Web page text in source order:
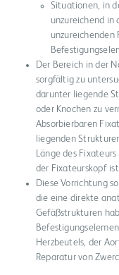
Situationen, in
unzureichend in
unzureichenden
Der Bereich in der
sorgfältig zu
darunter liegende
oder Knochen zu
Absorbierbaren
liegenden
Länge des
der Fixateurskopf
Diese Vorrichtung
die eine direkte
Gefäßstrukturen
Herzbeutels, der
Reparatur von